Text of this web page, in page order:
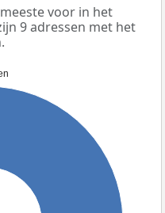
voor in het
9 adressen met het